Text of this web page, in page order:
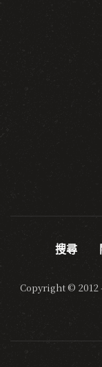
搜尋
Copyright © 2012